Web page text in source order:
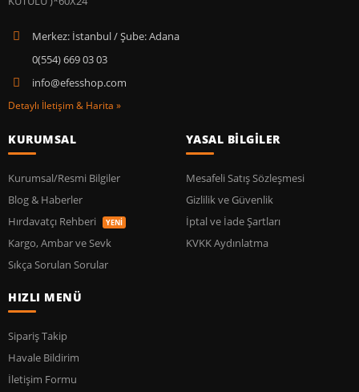
Merkez: İstanbul / Şube: Adana
0(554) 669 03 03
info@efesshop.com
Detaylı İletişim & Harita »
KURUMSAL
Kurumsal/Resmi Bilgiler
Blog & Haberler
Hırdavatçı Rehberi
YENİ
Kargo, Ambar ve Sevk
Sıkça Sorulan Sorular
YASAL BİLGİLER
Mesafeli Satış Sözleşmesi
Gizlilik ve Güvenlik
İptal ve İade Şartları
KVKK Aydınlatma
HIZLI MENÜ
Sipariş Takip
Havale Bildirim
İletişim Formu